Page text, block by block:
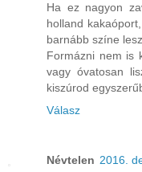
Ha ez nagyon
holland
barnább színe
Formázni nem is
vagy óvatosan
kiszúrod
Válasz
Névtelen 2016.